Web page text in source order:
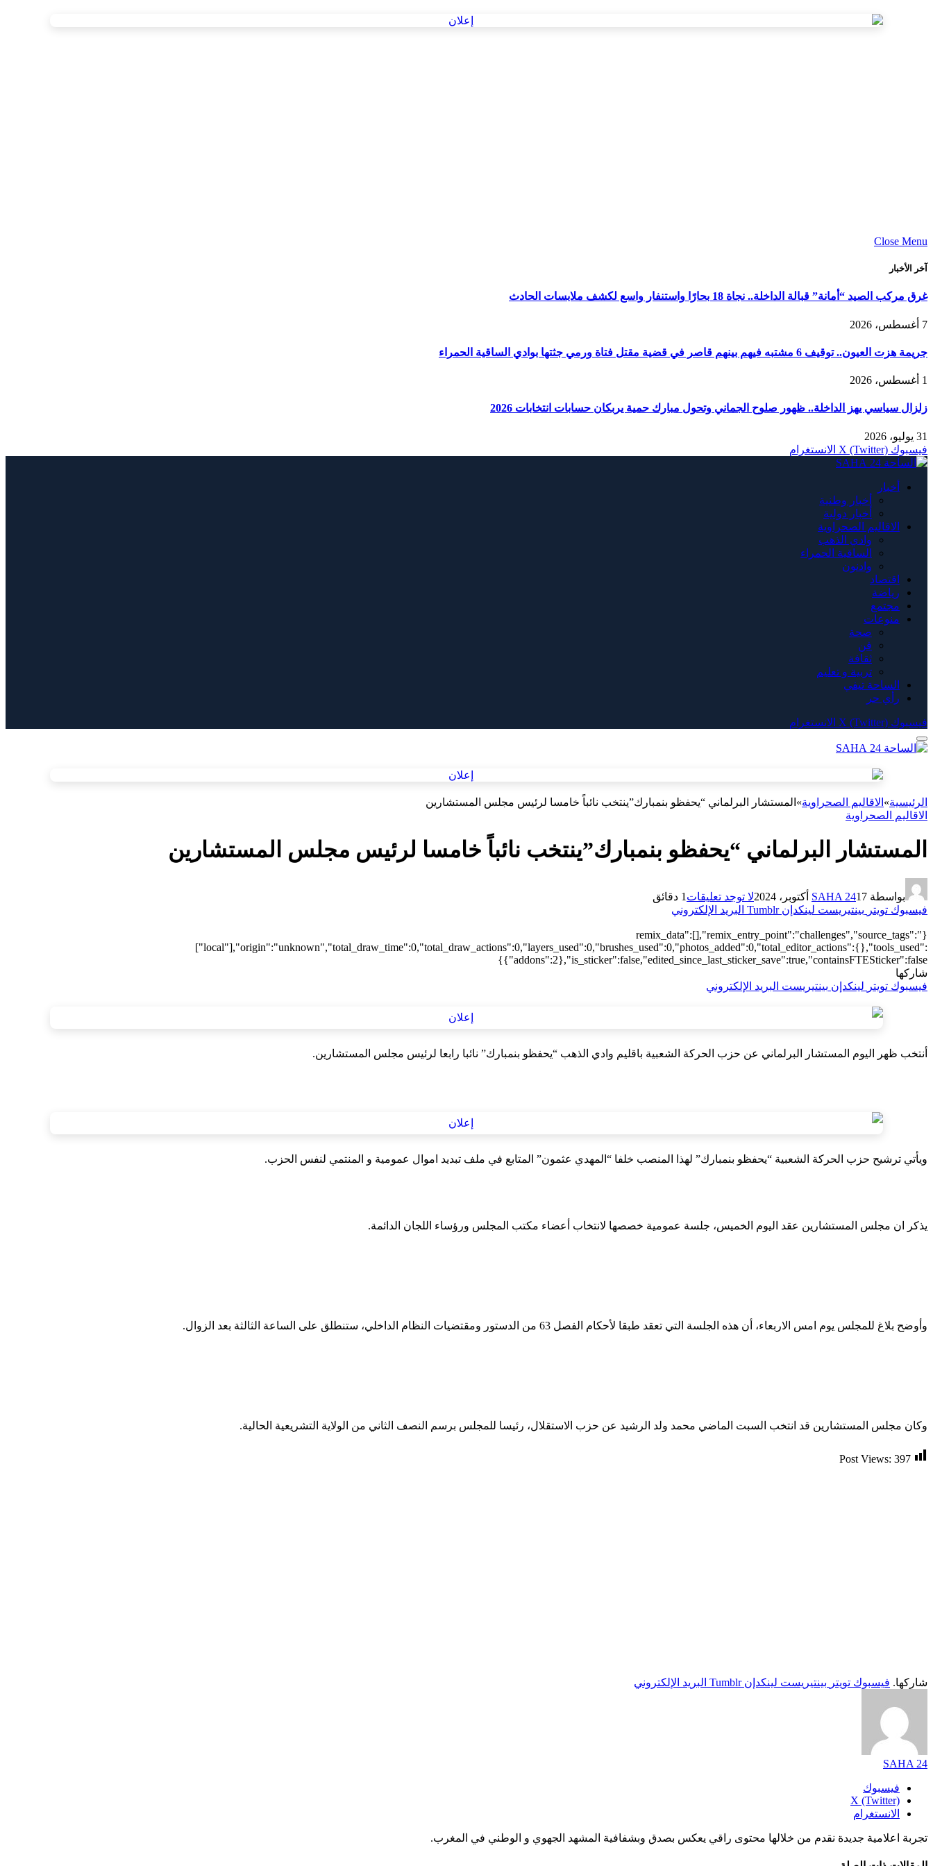
Close Menu
آخر الأخبار
غرق مركب الصيد “أمانة” قبالة الداخلة.. نجاة 18 بحارًا واستنفار واسع لكشف ملابسات الحادث
7 أغسطس، 2026
جريمة هزت العيون.. توقيف 6 مشتبه فيهم بينهم قاصر في قضية مقتل فتاة ورمي جثتها بوادي الساقية الحمراء
1 أغسطس، 2026
زلزال سياسي يهز الداخلة.. ظهور صلوح الجماني وتحول مبارك حمية يربكان حسابات انتخابات 2026
31 يوليو، 2026
فيسبوك X (Twitter) الانستغرام
أخبار
أخبار وطنية
أخبار دولية
الاقاليم الصحراوية
وادي الذهب
الساقية الحمراء
وادنون
اقتصاد
رياضة
مجتمع
منوعات
صحة
فن
ثقافة
تربية و تعليم
الساحة تيفي
رأي حر
فيسبوك X (Twitter) الانستغرام
الرئيسية» الاقاليم الصحراوية» المستشار البرلماني “يحفظو بنمبارك”ينتخب نائباً خامسا لرئيس مجلس المستشارين
الاقاليم الصحراوية
المستشار البرلماني “يحفظو بنمبارك”ينتخب نائباً خامسا لرئيس مجلس المستشارين
بواسطة SAHA 2417 أكتوبر، 2024 لا توجد تعليقات 1 دقائق
فيسبوك تويتر بينتيريست لينكدإن Tumblr البريد الإلكتروني
{"remix_data":[],"remix_entry_point":"challenges","source_tags":
["local"],"origin":"unknown","total_draw_time":0,"total_draw_actions":0,"layers_used":0,"brushes_used":0,"photos_added":0,"total_editor_actions":{},"tools_used":
{"addons":2},"is_sticker":false,"edited_since_last_sticker_save":true,"containsFTESticker":false}
شاركها
فيسبوك تويتر لينكدإن بينتيريست البريد الإلكتروني
أنتخب ظهر اليوم المستشار البرلماني عن حزب الحركة الشعبية باقليم وادي الذهب “يحفظو بنمبارك” نائبا رابعا لرئيس مجلس المستشارين.
ويأتي ترشيح حزب الحركة الشعبية “يحفظو بنمبارك” لهذا المنصب خلفا “المهدي عثمون” المتابع في ملف تبديد اموال عمومية و المنتمي لنفس الحزب.
يذكر ان مجلس المستشارين عقد اليوم الخميس، جلسة عمومية خصصها لانتخاب أعضاء مكتب المجلس ورؤساء اللجان الدائمة.
وأوضح بلاغ للمجلس يوم امس الاربعاء، أن هذه الجلسة التي تعقد طبقا لأحكام الفصل 63 من الدستور ومقتضيات النظام الداخلي، ستنطلق على الساعة الثالثة بعد الزوال.
وكان مجلس المستشارين قد انتخب السبت الماضي محمد ولد الرشيد عن حزب الاستقلال، رئيسا للمجلس برسم النصف الثاني من الولاية التشريعية الحالية.
Post Views: 397
شاركها. فيسبوك تويتر بينتيريست لينكدإن Tumblr البريد الإلكتروني
SAHA 24
فيسبوك
X (Twitter)
الانستغرام
تجربة اعلامية جديدة نقدم من خلالها محتوى راقي يعكس بصدق وبشفافية المشهد الجهوي و الوطني في المغرب.